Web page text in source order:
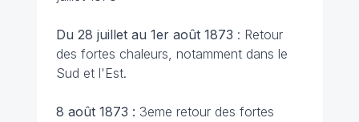
Du 28 juillet au 1er août 1873 : Retour
des fortes chaleurs, notamment dans le
Sud et l'Est.
8 août 1873 : 3eme retour des fortes